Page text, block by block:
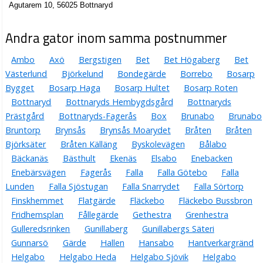
Agutarem 10, 56025 Bottnaryd
Andra gator inom samma postnummer
Ambo Axö Bergstigen Bet Bet Högaberg
Bet
Västerlund
Björkelund Bondegärde Borrebo
Bosarp
Bygget
Bosarp Haga Bosarp Hultet
Bosarp Roten
Bottnaryd
Bottnaryds Hembygdsgård
Bottnaryds
Prästgård
Bottnaryds-Fagerås Box Brunabo
Brunabo
Bruntorp
Brynsås Brynsås Moarydet Bråten
Bråten
Björksäter
Bråten Källäng Byskolevägen
Bålabo
Bäckanäs
Bästhult Ekenäs Elsabo
Enebacken
Enebärsvägen
Fagerås Falla Falla Götebo
Falla
Lunden
Falla Sjöstugan Falla Snarrydet
Falla Sörtorp
Finskhemmet
Flatgärde Fläckebo
Fläckebo Bussbron
Fridhemsplan
Fållegärde Gethestra
Grenhestra
Gulleredsrinken
Gunillaberg
Gunillabergs Säteri
Gunnarsö
Gärde Hallen Hansabo
Hantverkargränd
Helgabo
Helgabo Heda Helgabo Sjövik Helgabo